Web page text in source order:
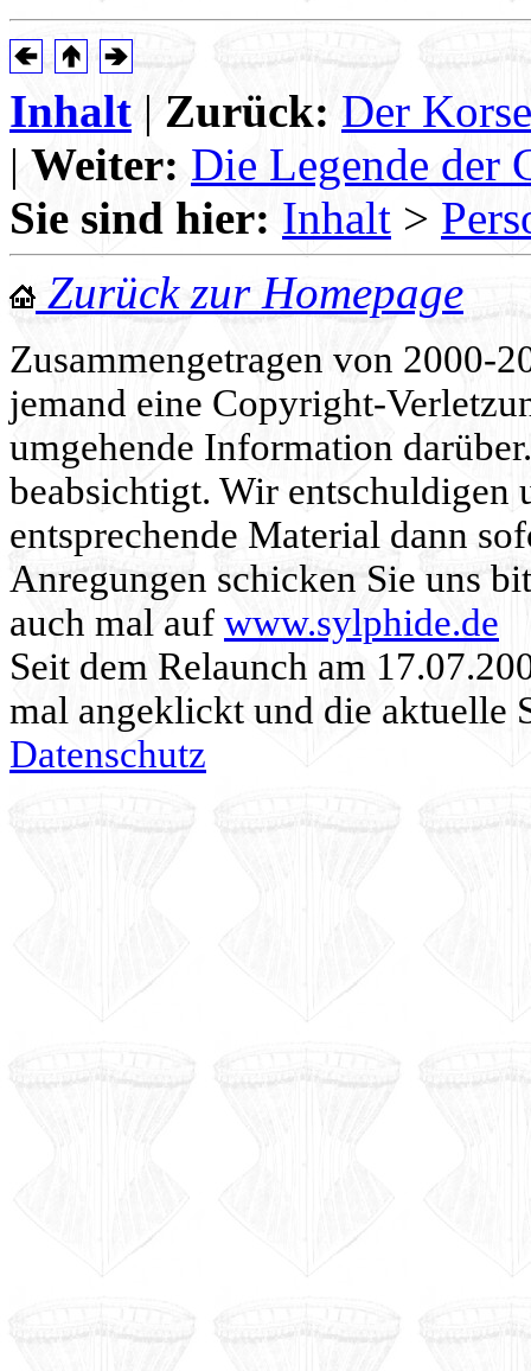
Inhalt | Zurück: Der
| Weiter: Die Legende der
Sie sind hier: Inhalt >
Zurück zur Homepage
Zusammengetragen von 2000-
jemand eine Copyright-
umgehende Information
beabsichtigt. Wir entschuldigen
entsprechende Material dann
Anregungen schicken Sie uns
auch mal auf www.sylphide.de
Seit dem Relaunch am
mal angeklickt und die aktuelle
Datenschutz